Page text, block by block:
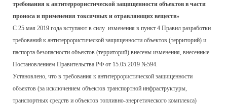
требования к антитеррористической защищенности объектов в части
проноса и применения токсичных и отравляющих веществ»
С 25 мая 2019 года вступают в силу изменения в пункт 4 Правил разработки
требований к антитеррористической защищенности объектов (территорий) и
паспорта безопасности объектов (территорий) внесены изменения, внесенные
Постановлением Правительства РФ от 15.05.2019 №594.
Установлено, что в требования к антитеррористической защищенности
объектов (за исключением объектов транспортной инфраструктуры,
транспортных средств и объектов топливно-энергетического комплекса)